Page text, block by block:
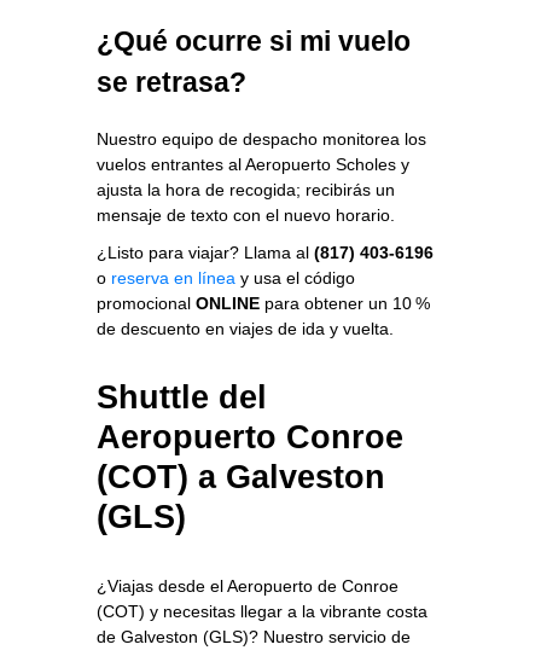
¿Qué ocurre si mi vuelo
se retrasa?
Nuestro equipo de despacho monitorea los
vuelos entrantes al Aeropuerto Scholes y
ajusta la hora de recogida; recibirás un
mensaje de texto con el nuevo horario.
¿Listo para viajar? Llama al (817) 403-6196
o reserva en línea y usa el código
promocional ONLINE para obtener un 10 %
de descuento en viajes de ida y vuelta.
Shuttle del
Aeropuerto Conroe
(COT) a Galveston
(GLS)
¿Viajas desde el Aeropuerto de Conroe
(COT) y necesitas llegar a la vibrante costa
de Galveston (GLS)? Nuestro servicio de